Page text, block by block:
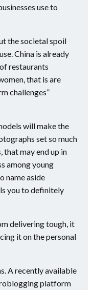
use to
the societal spoil
China is already
restaurants
that is are
challenges”
will make the
set so much
may end up in
among young
name aside
you to definitely
delivering tough, it
it on the personal
A recently available
platform